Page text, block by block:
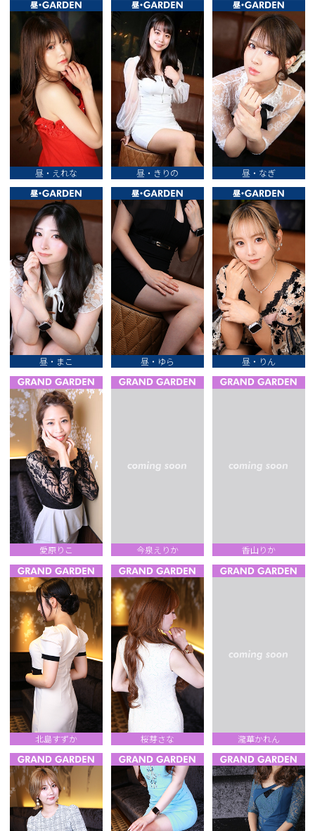
昼・えれな 昼・きりの 昼・なぎ
昼・まこ 昼・ゆら 昼・りん
愛原りこ 今泉えりか 香山りか
北島すずか 桜芽さな 瀧華かれん